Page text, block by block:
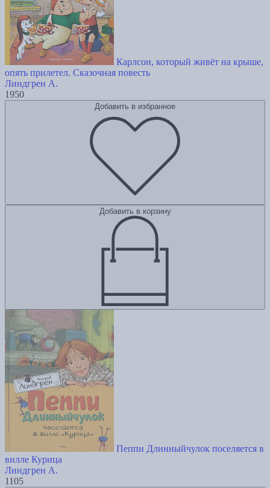
Карлсон, который живёт на крыше,
опять прилетел. Сказочная повесть
Линдгрен А.
1950
Добавить в избранное
Добавить в корзину
Пеппи Длинныйчулок поселяется в
вилле Курица
Линдгрен А.
1105